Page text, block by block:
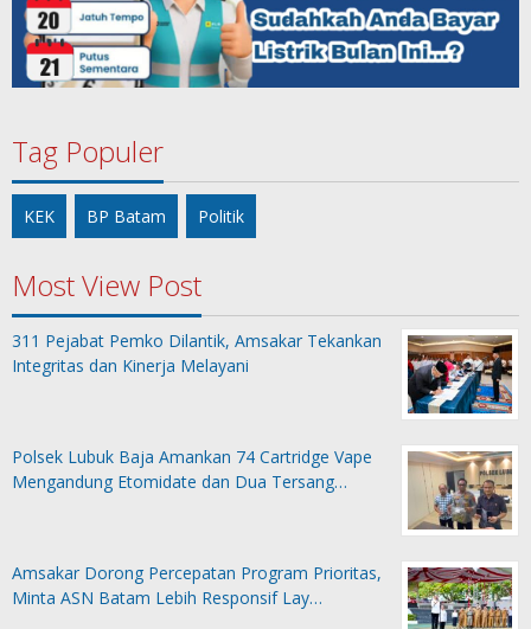
Tag Populer
KEK BP Batam Politik
Most View Post
311 Pejabat Pemko Dilantik, Amsakar Tekankan
Integritas dan Kinerja Melayani
Polsek Lubuk Baja Amankan 74 Cartridge Vape
Mengandung Etomidate dan Dua Tersang…
Amsakar Dorong Percepatan Program Prioritas,
Minta ASN Batam Lebih Responsif Lay…